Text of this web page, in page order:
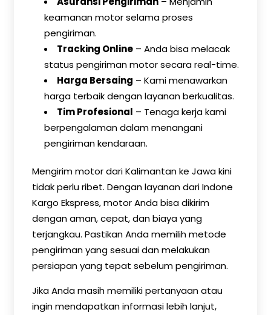
keamanan motor selama proses
pengiriman.
Tracking Online – Anda bisa melacak
status pengiriman motor secara real-time.
Harga Bersaing – Kami menawarkan
harga terbaik dengan layanan berkualitas.
Tim Profesional – Tenaga kerja kami
berpengalaman dalam menangani
pengiriman kendaraan.
Mengirim motor dari Kalimantan ke Jawa kini
tidak perlu ribet. Dengan layanan dari Indone
Kargo Ekspress, motor Anda bisa dikirim
dengan aman, cepat, dan biaya yang
terjangkau. Pastikan Anda memilih metode
pengiriman yang sesuai dan melakukan
persiapan yang tepat sebelum pengiriman.
Jika Anda masih memiliki pertanyaan atau
ingin mendapatkan informasi lebih lanjut,